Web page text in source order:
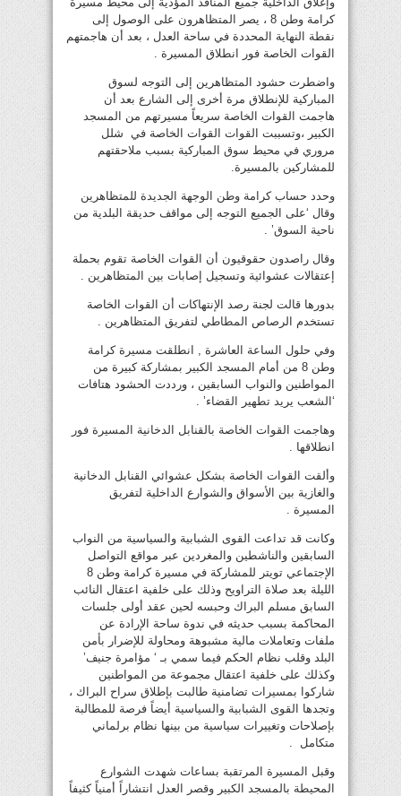
كرامة وطن 8 ، يصر المتظاهرون على الوصول إلى
نقطة النهاية المحددة في ساحة العدل ، بعد أن هاجمتهم
القوات الخاصة فور انطلاق المسيرة .
واضطرت حشود المتظاهرين إلى التوجه لسوق
المباركية للإنطلاق مرة أخرى إلى الشارع بعد أن
هاجمت القوات الخاصة سريعاً مسيرتهم من المسجد
الكبير ،وتسببت القوات القوات الخاصة في شلل
مروري في محيط سوق المباركية بسبب ملاحقتهم
للمشاركين بالمسيرة.
وحدد حساب كرامة وطن الوجهة الجديدة للمتظاهرين
وقال ‘على الجميع التوجه إلى مواقف حديقة البلدية من
ناحية السوق’ .
وقال راصدون حقوقيون أن القوات الخاصة تقوم بحملة
إعتقالات عشوائية وتسجيل إصابات بين المتظاهرين .
بدورها قالت لجنة رصد الإنتهاكات أن القوات الخاصة
تستخدم الرصاص المطاطي لتفريق المتظاهرين .
وفي حلول الساعة العاشرة , انطلقت مسيرة كرامة
وطن 8 من أمام المسجد الكبير بمشاركة كبيرة من
المواطنين والنواب السابقين ، ورددت الحشود هتافات
‘الشعب يريد تطهير القضاء’ .
وهاجمت القوات الخاصة بالقنابل الدخانية المسيرة فور
انطلاقها .
وألقت القوات الخاصة بشكل عشوائي القنابل الدخانية
والغازية بين الأسواق والشوارع الداخلية لتفريق
المسيرة .
وكانت قد تداعت القوى الشبابية والسياسية من النواب
السابقين والناشطين والمغردين عبر مواقع التواصل
الإجتماعي تويتر للمشاركة في مسيرة كرامة وطن 8
الليلة بعد صلاة التراويح وذلك على خلفية اعتقال النائب
السابق مسلم البراك وحبسه لحين عقد أولى جلسات
المحاكمة بسبب حديثه في ندوة ساحة الإرادة عن
ملفات وتعاملات مالية مشبوهة ومحاولة للإضرار بأمن
البلد وقلب نظام الحكم فيما سمي بـ ‘ مؤامرة جنيف’
وكذلك على خلفية اعتقال مجموعة من المواطنين
شاركوا بمسيرات تضامنية طالبت بإطلاق سراح البراك ،
وتجدها القوى الشبابية والسياسية أيضاً فرصة للمطالبة
بإصلاحات وتغييرات سياسية من بينها نظام برلماني
متكامل .
وقبل المسيرة المرتقبة بساعات شهدت الشوارع
المحيطة بالمسجد الكبير وقصر العدل انتشاراً أمنياً كثيفاً